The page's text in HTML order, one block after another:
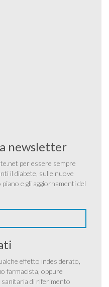
newsletter
per essere sempre
il diabete, sulle nuove
e gli aggiornamenti del
effetto indesiderato,
farmacista, oppure
di riferimento